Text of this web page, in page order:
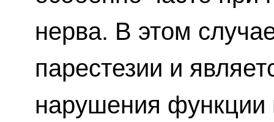
нерва. В этом
парестезии и
нарушения функции